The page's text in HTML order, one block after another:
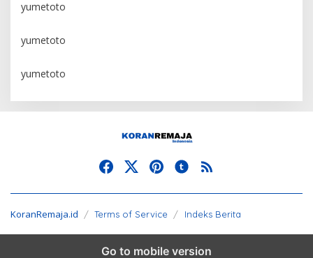
yumetoto
yumetoto
yumetoto
KoranRemaja.id Terms of Service Indeks Berita
Go to mobile version